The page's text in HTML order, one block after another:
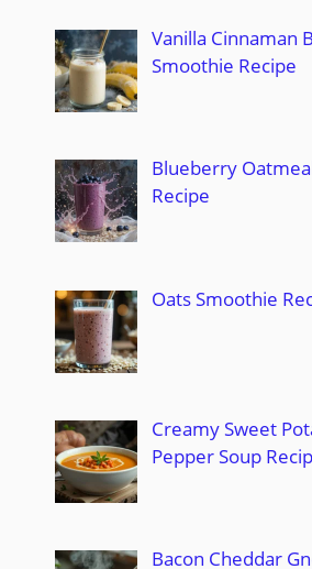
Vanilla Cinnaman
Smoothie Recipe
Blueberry
Recipe
Oats Smoothie
Creamy Sweet
Pepper Soup
Bacon Cheddar